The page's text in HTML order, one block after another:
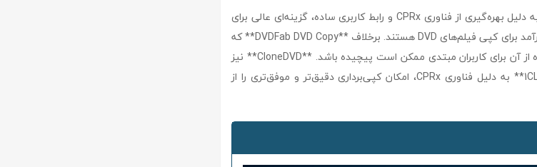
این جدول نشان می‌دهد که 1click dvd copy به دلیل بهره‌گیری از فناوری CPRx و رابط کاربری ساده، گزینه‌ای عالی برای
کاربرانی است که به دنبال نرم‌افزاری سریع و کارآمد برای کپی فیلم‌های DVD هستند. برخلاف **DVDFab DVD Copy** که
ابزارهای پیشرفته‌تری ارائه می‌دهد، اما استفاده از آن برای کاربران مبتدی ممکن است پیچیده باشد. **CloneDVD** نیز
گزینه‌ای مناسب است، اما **1CLICK DVD Copy** به دلیل فناوری CPRx، امکان کپی‌برداری دقیق‌تر و موفق‌تری را از